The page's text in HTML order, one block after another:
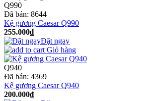
Q990
Đã bán: 8644
Kệ gương Caesar Q990
255.000₫
Đặt ngay
Giỏ hàng
Q940
Đã bán: 4369
Kệ gương Caesar Q940
200.000₫